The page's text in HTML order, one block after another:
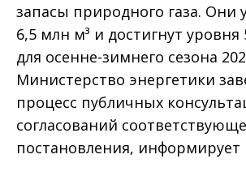
запасы природного газа. Они
6,5 млн м³ и достигнут уровня
для осенне-зимнего сезона
Министерство энергетики
процесс публичных
согласований
постановления,